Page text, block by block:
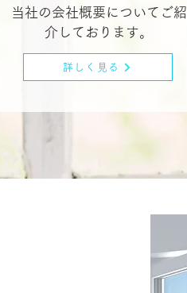
当社の会社概要についてご紹
介しております。
詳しく見る